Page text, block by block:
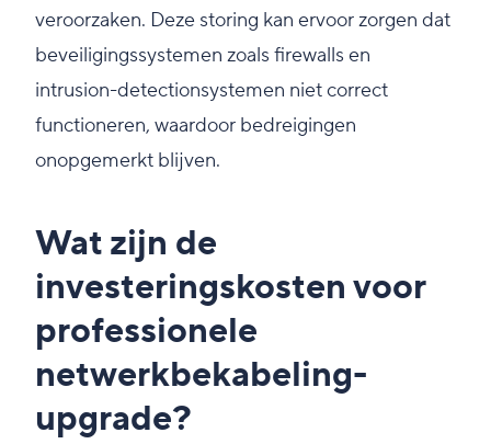
veroorzaken. Deze storing kan ervoor zorgen dat
beveiligingssystemen zoals firewalls en
intrusion-detectionsystemen niet correct
functioneren, waardoor bedreigingen
onopgemerkt blijven.
Wat zijn de
investeringskosten voor
professionele
netwerkbekabeling-
upgrade?